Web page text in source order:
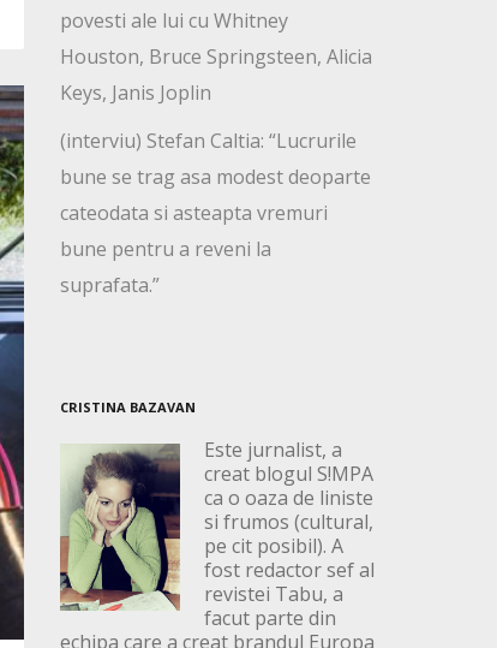
povesti ale lui cu Whitney
Houston, Bruce Springsteen, Alicia
Keys, Janis Joplin
(interviu) Stefan Caltia: “Lucrurile
bune se trag asa modest deoparte
cateodata si asteapta vremuri
bune pentru a reveni la
suprafata.”
CRISTINA BAZAVAN
Este jurnalist, a
creat blogul S!MPA
ca o oaza de liniste
si frumos (cultural,
pe cit posibil). A
fost redactor sef al
revistei Tabu, a
facut parte din
echipa care a creat brandul Europa